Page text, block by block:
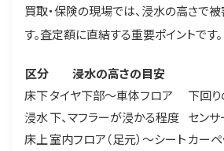
買取・保険の現場では、浸水の高さで
す。査定額に直結する重要ポイントです。
区分 浸水の高さの目安
床下
浸水
タイヤ下部〜車体フロア
下、マフラーが浸かる程度
下回り
セン
床上室内フロア（足元）〜シートカーペ